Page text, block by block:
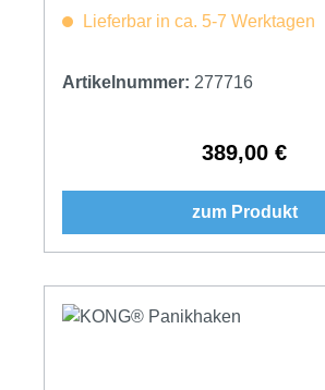
Lieferbar in ca. 5-7 Werktagen
Artikelnummer: 277716
Regulärer
389,00 €
zum Produkt